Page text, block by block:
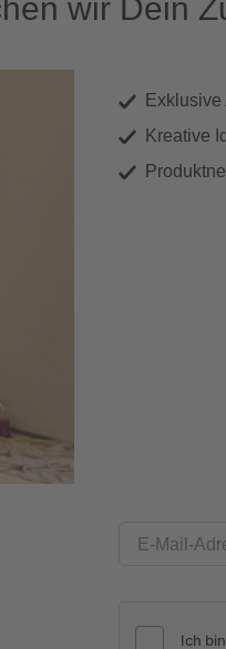
wir Dein
Kreative
E-Mail-